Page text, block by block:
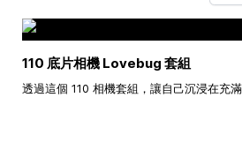
110 底片相機 Lovebug 套組
透過這個 110 相機套組，讓自己沉浸在充